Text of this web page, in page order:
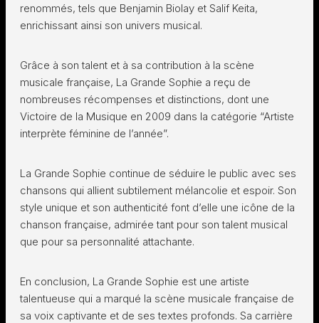
renommés, tels que Benjamin Biolay et Salif Keita,
enrichissant ainsi son univers musical.
Grâce à son talent et à sa contribution à la scène
musicale française, La Grande Sophie a reçu de
nombreuses récompenses et distinctions, dont une
Victoire de la Musique en 2009 dans la catégorie “Artiste
interprète féminine de l’année”.
La Grande Sophie continue de séduire le public avec ses
chansons qui allient subtilement mélancolie et espoir. Son
style unique et son authenticité font d’elle une icône de la
chanson française, admirée tant pour son talent musical
que pour sa personnalité attachante.
En conclusion, La Grande Sophie est une artiste
talentueuse qui a marqué la scène musicale française de
sa voix captivante et de ses textes profonds. Sa carrière